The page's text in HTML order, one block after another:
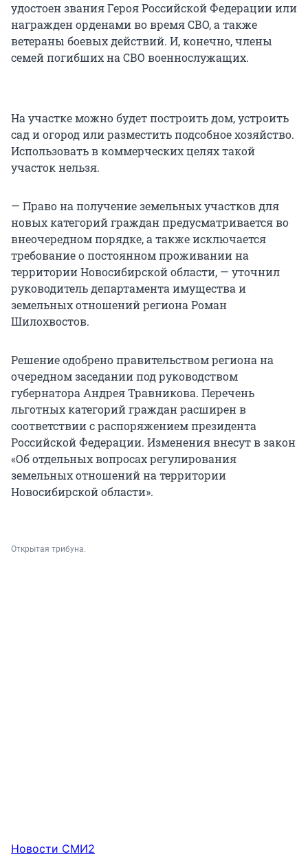
удостоен звания Героя Российской Федерации или
награжден орденами во время СВО, а также
ветераны боевых действий. И, конечно, члены
семей погибших на СВО военнослужащих.
На участке можно будет построить дом, устроить
сад и огород или разместить подсобное хозяйство.
Использовать в коммерческих целях такой
участок нельзя.
— Право на получение земельных участков для
новых категорий граждан предусматривается во
внеочередном порядке, а также исключается
требование о постоянном проживании на
территории Новосибирской области, — уточнил
руководитель департамента имущества и
земельных отношений региона Роман
Шилохвостов.
Решение одобрено правительством региона на
очередном заседании под руководством
губернатора Андрея Травникова. Перечень
льготных категорий граждан расширен в
соответствии с распоряжением президента
Российской Федерации. Изменения внесут в закон
«Об отдельных вопросах регулирования
земельных отношений на территории
Новосибирской области».
Открытая трибуна.
Новости СМИ2